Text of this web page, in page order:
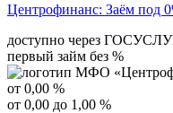
Центрофинанс: Заём под
доступно через
первый займ без %
от 0,00 %
от 0,00 до 1,00 %